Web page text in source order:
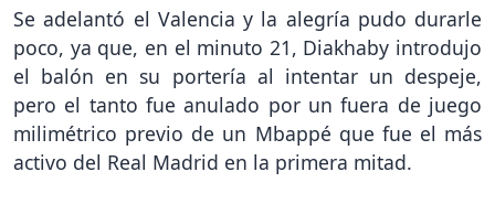
Se adelantó el Valencia y la alegría pudo durarle
poco, ya que, en el minuto 21, Diakhaby introdujo
el balón en su portería al intentar un despeje,
pero el tanto fue anulado por un fuera de juego
milimétrico previo de un Mbappé que fue el más
activo del Real Madrid en la primera mitad.